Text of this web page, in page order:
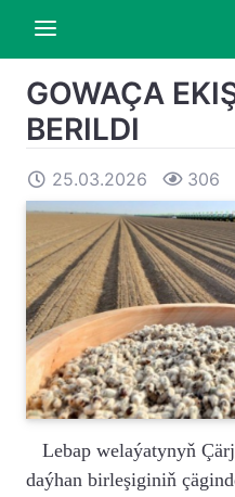
GOWAÇA
BERILDI
25.03.2026 306
Lebap welaýatynyň
daýhan birleşiginiň